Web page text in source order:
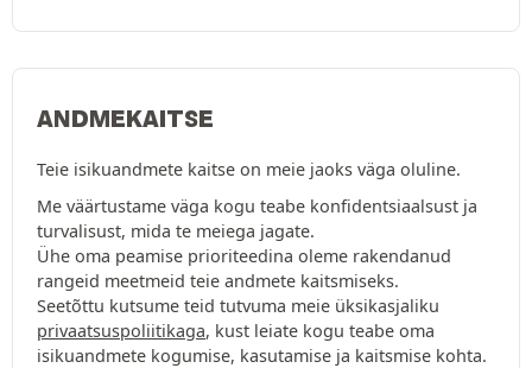
ANDMEKAITSE
Teie isikuandmete kaitse on meie jaoks väga oluline.
Me väärtustame väga kogu teabe konfidentsiaalsust ja
turvalisust, mida te meiega jagate.
Ühe oma peamise prioriteedina oleme rakendanud
rangeid meetmeid teie andmete kaitsmiseks.
Seetõttu kutsume teid tutvuma meie üksikasjaliku
privaatsuspoliitikaga, kust leiate kogu teabe oma
isikuandmete kogumise, kasutamise ja kaitsmise kohta.